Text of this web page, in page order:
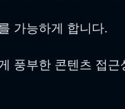
가능하게 합니다.
풍부한 콘텐츠 접근